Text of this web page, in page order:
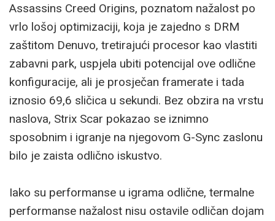
Assassins Creed Origins, poznatom nažalost po
vrlo lošoj optimizaciji, koja je zajedno s DRM
zaštitom Denuvo, tretirajući procesor kao vlastiti
zabavni park, uspjela ubiti potencijal ove odlične
konfiguracije, ali je prosječan framerate i tada
iznosio 69,6 sličica u sekundi. Bez obzira na vrstu
naslova, Strix Scar pokazao se iznimno
sposobnim i igranje na njegovom G-Sync zaslonu
bilo je zaista odlično iskustvo.
Iako su performanse u igrama odlične, termalne
performanse nažalost nisu ostavile odličan dojam